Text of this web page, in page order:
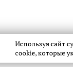
Используя сайт
cookie, которые